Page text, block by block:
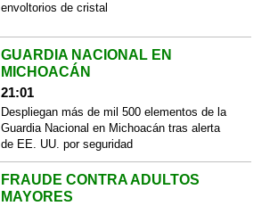
envoltorios de cristal
GUARDIA NACIONAL EN
MICHOACÁN
21:01
Despliegan más de mil 500 elementos de la
Guardia Nacional en Michoacán tras alerta
de EE. UU. por seguridad
FRAUDE CONTRA ADULTOS
MAYORES